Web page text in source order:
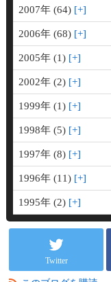
2007年 (64)
2006年 (68)
2005年 (1)
2002年 (2)
1999年 (1)
1998年 (5)
1997年 (8)
1996年 (11)
1995年 (2)
Twitter